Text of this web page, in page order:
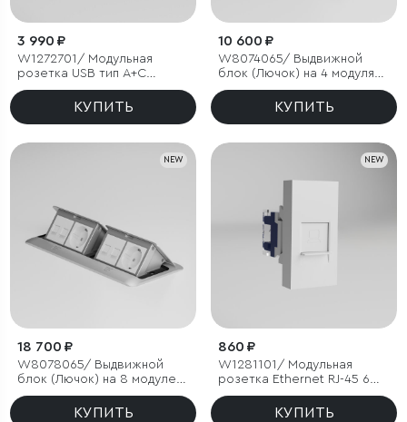
3 990 ₽
W1272701/ Модульная
розетка USB тип A+C
45*22,5 (белый)
КУПИТЬ
10 600 ₽
W8074065/ Выдвижной
блок (Лючок) на 4 модуля
(серебряный)
КУПИТЬ
NEW
18 700 ₽
W8078065/ Выдвижной
блок (Лючок) на 8 модулей
(серебряный)
КУПИТЬ
NEW
860 ₽
W1281101/ Модульная
розетка Ethernet RJ-45 6
cat. 22,5*45 (белый)
КУПИТЬ